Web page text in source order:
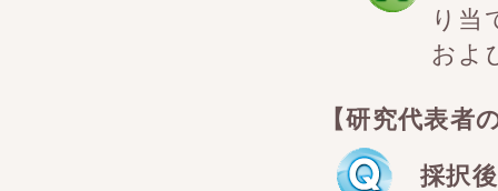
り当
およ
【研究代表者
採択